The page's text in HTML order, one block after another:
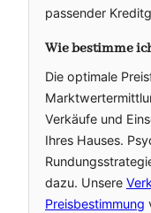
passender
Wie bestimme
Die optimale
Verkäufe und
Ihres Hauses.
dazu. Unsere
Preisbestimmung